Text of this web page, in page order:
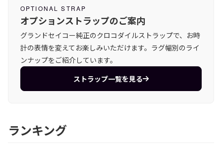
OPTIONAL STRAP
オプションストラップのご案内
グランドセイコー純正のクロコダイルストラップで、お時
計の表情を変えてお楽しみいただけます。ラグ幅別のライ
ンナップをご紹介しています。
ストラップ一覧を見る
ランキング